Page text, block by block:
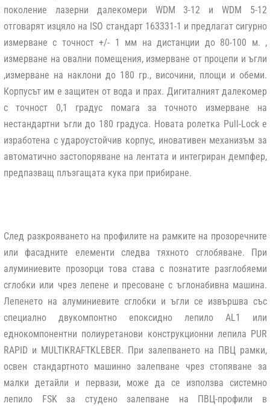
поколение лазерни далекомери WDM 3-12 и WDM 5-12
отговарят изцяло на ISO стандарт 163331-1 и предлагат сигурно
измерване с точност +/- 1 мм на дистанции до 80-100 м. ,
измерване на овални помещения, измерване от процепи и ъгли
,измерване на наклони до 180 гр., височини, площи и обеми.
Корпусът им е защитен от вода и прах. Дигиталният далекомер
с точност 0,1 градус помага за точното измерване на
нестандартни ъгли до 180 градуса. Новата ролетка Pull-Lock е
изработена с удароустойчив корпус, иновативен механизъм за
автоматично застопоряване на лентата и интегриран демпфер,
предпазващ плъзгащата кука при прибиране.
След разкрояването на профилите на рамките на прозоречните
или фасадните елементи следва тяхното сглобяване. При
алуминиевите прозорци това става с познатите разглобяеми
сглобки или чрез лепене и пресоване с ъглонабивна машина.
Лепенето на алуминиевите сглобки и ъгли се извършва със
специално двукомпонтно епоксидно лепило AL1 или
еднокомпонентни полиуретанови конструкционни лепила PUR
RAPID и MULTIKRAFTKLEBER. При залепването на ПВЦ рамки,
освен стандартното машинно залепване чрез стопяване за
малки детайли и первази, може да се използва системно
лепило FSK за студено залепване на ПВЦ-профили в